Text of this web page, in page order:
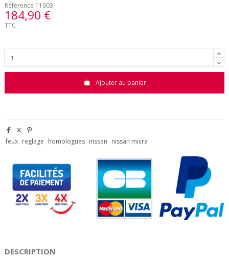
Référence 11603
184,90 €
TTC
Ajouter au panier
feux reglage homologues nissan nissan micra
DESCRIPTION